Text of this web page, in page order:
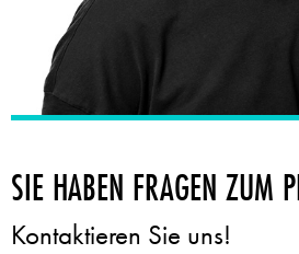
SIE HABEN FRAGEN ZUM
Kontaktieren Sie uns!